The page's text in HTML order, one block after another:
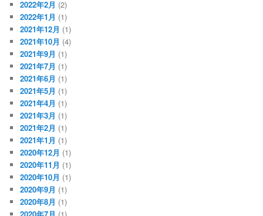
2022年2月 (2)
2022年1月 (1)
2021年12月 (1)
2021年10月 (4)
2021年9月 (1)
2021年7月 (1)
2021年6月 (1)
2021年5月 (1)
2021年4月 (1)
2021年3月 (1)
2021年2月 (1)
2021年1月 (1)
2020年12月 (1)
2020年11月 (1)
2020年10月 (1)
2020年9月 (1)
2020年8月 (1)
2020年7月 (1)